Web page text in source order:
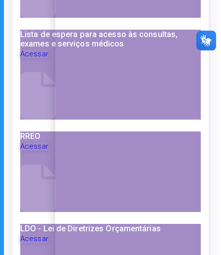
Lista de espera para acesso às consultas,
exames e serviços médicos
Acessar
RREO
Acessar
LDO - Lei de Diretrizes Orçamentárias
Acessar